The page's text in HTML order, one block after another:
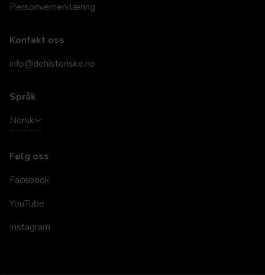
Personvernerklæring
Kontakt oss
info@dehistoriske.no
Språk
Norsk
Følg oss
Facebook
YouTube
Instagram